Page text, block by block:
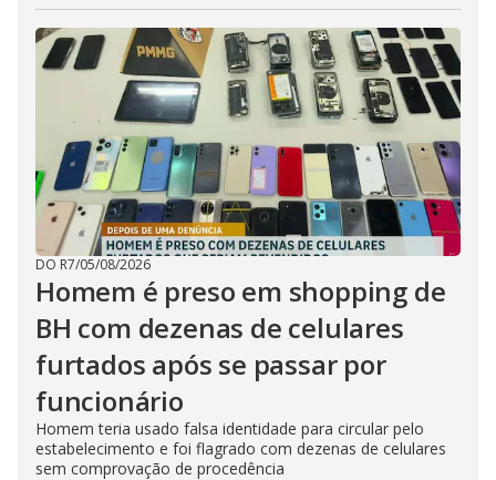
DO R7/05/08/2026
Homem é preso em shopping de
BH com dezenas de celulares
furtados após se passar por
funcionário
Homem teria usado falsa identidade para circular pelo
estabelecimento e foi flagrado com dezenas de celulares
sem comprovação de procedência